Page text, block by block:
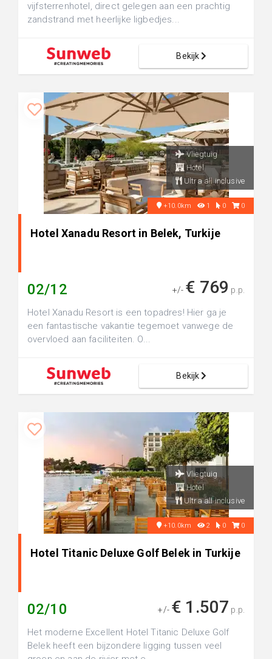
vijfsterrenhotel, direct gelegen aan een prachtig
zandstrand met heerlijke ligbedjes...
Bekijk
Vliegtuig
Hotel
Ultra all inclusive
+10.0km 1 0 0
Hotel Xanadu Resort in Belek, Turkije
02/12 +/- € 769 p.p.
Hotel Xanadu Resort is een topadres! Hier ga je
een fantastische vakantie tegemoet vanwege de
overvloed aan faciliteiten. O...
Bekijk
Vliegtuig
Hotel
Ultra all inclusive
+10.0km 2 0 0
Hotel Titanic Deluxe Golf Belek in Turkije
02/10 +/- € 1.507 p.p.
Het moderne Excellent Hotel Titanic Deluxe Golf
Belek heeft een bijzondere ligging tussen veel